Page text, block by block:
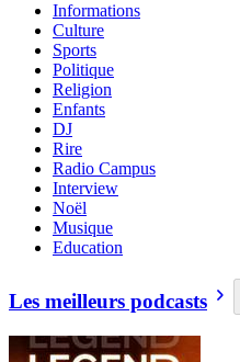
Informations
Culture
Sports
Politique
Religion
Enfants
DJ
Rire
Radio Campus
Interview
Noël
Musique
Education
Les meilleurs podcasts